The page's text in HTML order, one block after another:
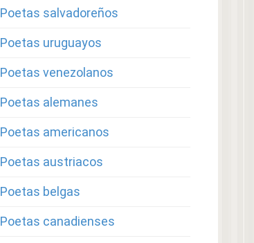
Poetas salvadoreños
Poetas uruguayos
Poetas venezolanos
Poetas alemanes
Poetas americanos
Poetas austriacos
Poetas belgas
Poetas canadienses